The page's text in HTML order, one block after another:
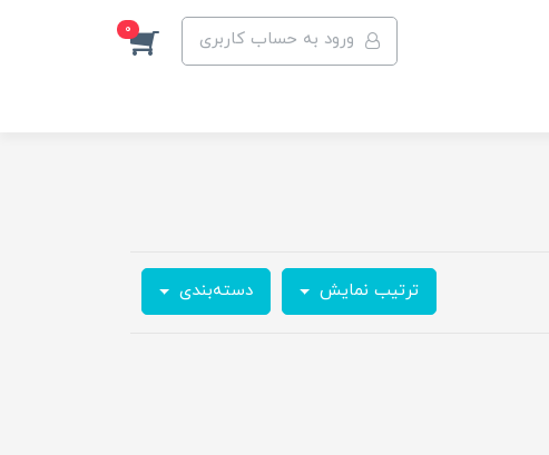
ورود به حساب کاربری 0
ترتیب نمایش دسته‌بندی